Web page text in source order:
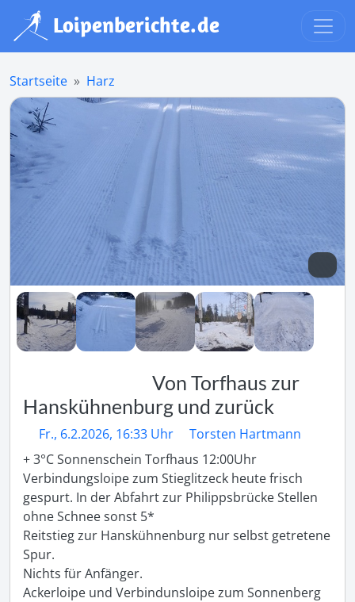
Startseite Harz
Von Torfhaus zur
Hanskühnenburg und zurück
Fr., 6.2.2026, 16:33 Uhr
Torsten Hartmann
+ 3°C Sonnenschein Torfhaus 12:00Uhr
Verbindungsloipe zum Stieglitzeck heute frisch
gespurt. In der Abfahrt zur Philippsbrücke Stellen
ohne Schnee sonst 5*
Reitstieg zur Hanskühnenburg nur selbst getretene
Spur.
Nichts für Anfänger.
Ackerloipe und Verbindunsloipe zum Sonnenberg